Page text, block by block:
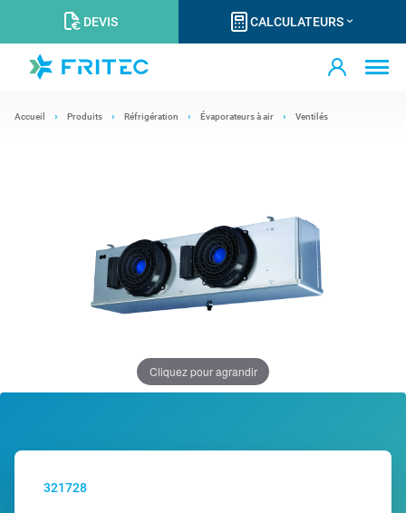
DEVIS CALCULATEURS
Accueil Produits Réfrigération Évaporateurs à air Ventilés
Cliquez pour agrandir
321728